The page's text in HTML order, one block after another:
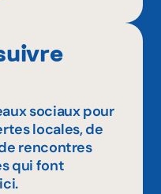
sociaux pour
locales, de
rencontres
qui font